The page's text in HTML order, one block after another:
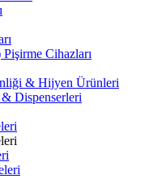
Cihazları
& Hijyen Ürünleri
Dispenserleri